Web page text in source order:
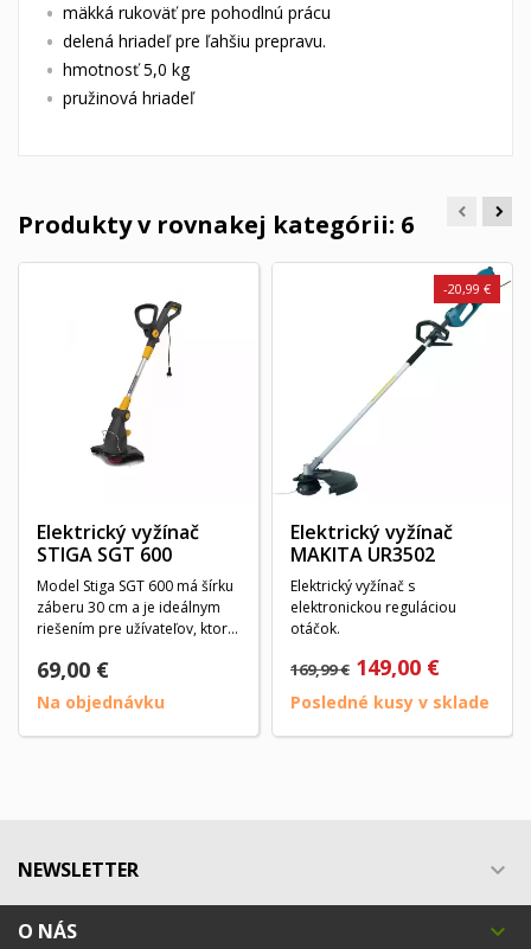
mäkká rukoväť pre pohodlnú prácu
delená hriadeľ pre ľahšiu prepravu.
hmotnosť 5,0 kg
pružinová hriadeľ
Produkty v rovnakej kategórii: 6
Elektrický vyžínač
STIGA SGT 600
Model Stiga SGT 600 má šírku
záberu 30 cm a je ideálnym
riešením pre užívateľov, ktorí
69,00 €
Na objednávku
Elektrický vyžínač
MAKITA UR3502
Elektrický vyžínač s
elektronickou reguláciou
otáčok.
169,99 €
-20,99 €
149,00 €
Posledné kusy v sklade
NEWSLETTER 
O NÁS 